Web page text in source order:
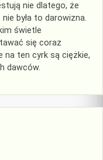
nie dlatego, że
była to darowizna.
świetle
się coraz
na ten cyrk są ciężkie,
dawców.